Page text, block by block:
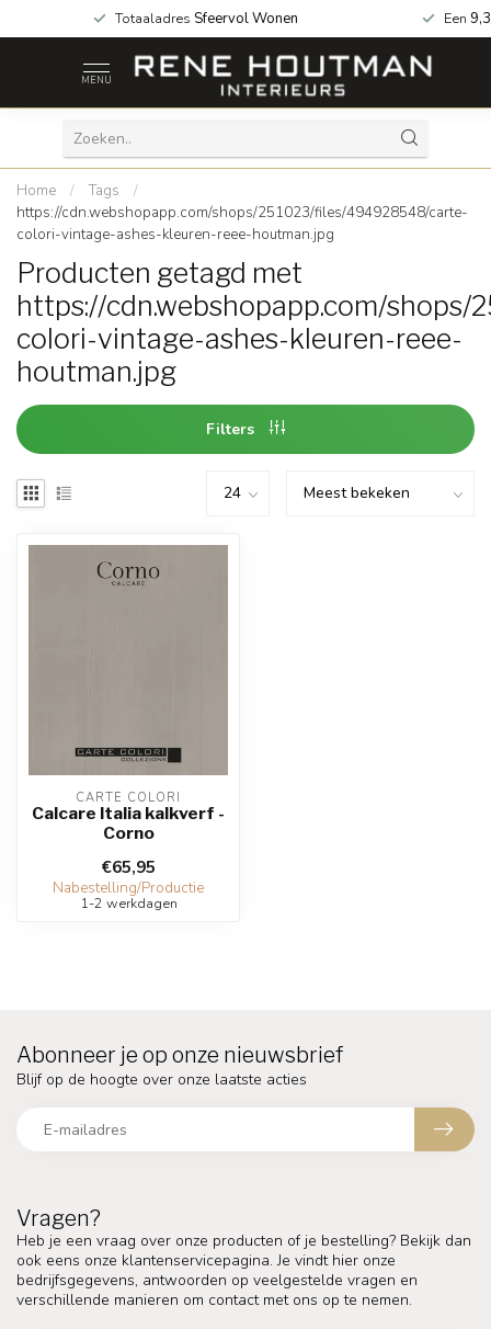
Totaaladres Sfeervol Wonen Een
MENU
Home / Tags
/
https://cdn.webshopapp.com/shops/251023/files/494928548/carte-
colori-vintage-ashes-kleuren-reee-houtman.jpg
Producten getagd met
https://cdn.webshopapp.com/
colori-vintage-ashes-kleuren-reee-
houtman.jpg
Filters
CARTE COLORI
Calcare Italia kalkverf -
Corno
€65,95
Nabestelling/Productie
1-2 werkdagen
Vragen?
Heb je een vraag over onze producten of je bestelling? Bekijk dan
ook eens onze klantenservicepagina. Je vindt hier onze
bedrijfsgegevens, antwoorden op veelgestelde vragen en
verschillende manieren om contact met ons op te nemen.
Abonneer je op onze nieuwsbrief
Blijf op de hoogte over onze laatste acties